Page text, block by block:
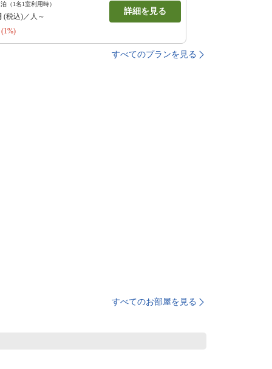
（1名1室利用時）
(税込)／人～
詳細を見る
すべてのプランを見る
すべてのお部屋を見る